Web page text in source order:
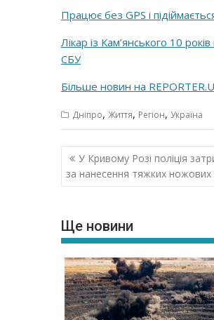
Працює без GPS і
Лікар із Кам’янського 10
СБУ
Більше новин на
Дніпро, Життя, Регіон, Україна
Навігація
записів
У Кривому Розі поліція
за нанесення тяжких ножових
Ще новини